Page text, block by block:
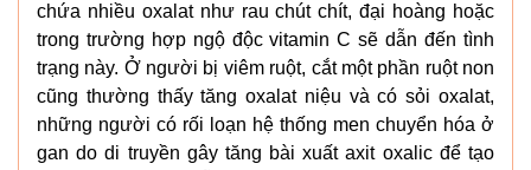
chứa nhiều oxalat như rau chút chít, đại hoàng hoặc
trong trường hợp ngộ độc vitamin C sẽ dẫn đến tình
trạng này. Ở người bị viêm ruột, cắt một phần ruột non
cũng thường thấy tăng oxalat niệu và có sỏi oxalat,
những người có rối loạn hệ thống men chuyển hóa ở
gan do di truyền gây tăng bài xuất axit oxalic để tạo